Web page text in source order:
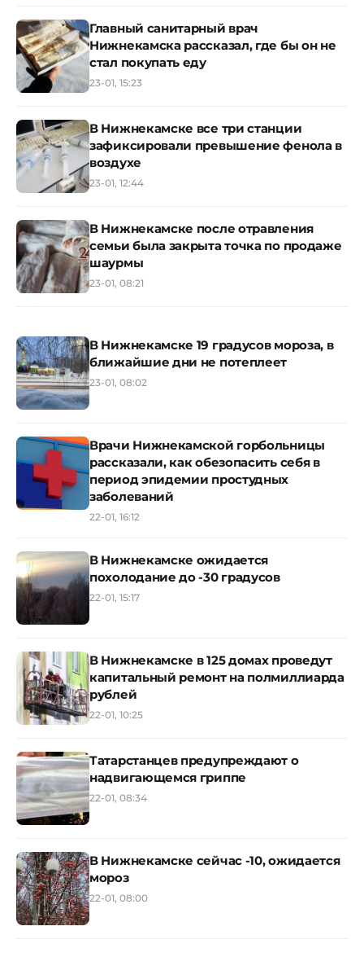
Главный санитарный врач
Нижнекамска рассказал, где бы он не
стал покупать еду
23-01, 15:23
В Нижнекамске все три станции
зафиксировали превышение фенола в
воздухе
23-01, 12:44
В Нижнекамске после отравления
семьи была закрыта точка по продаже
шаурмы
23-01, 08:21
В Нижнекамске 19 градусов мороза, в
ближайшие дни не потеплеет
23-01, 08:02
Врачи Нижнекамской горбольницы
рассказали, как обезопасить себя в
период эпидемии простудных
заболеваний
22-01, 16:12
В Нижнекамске ожидается
похолодание до -30 градусов
22-01, 15:17
В Нижнекамске в 125 домах проведут
капитальный ремонт на полмиллиарда
рублей
22-01, 10:25
Татарстанцев предупреждают о
надвигающемся гриппе
22-01, 08:34
В Нижнекамске сейчас -10, ожидается
мороз
22-01, 08:00